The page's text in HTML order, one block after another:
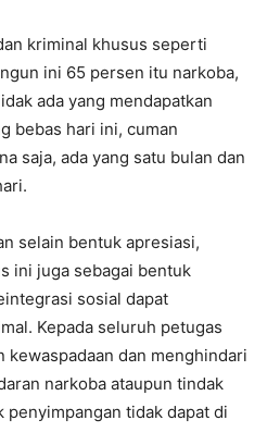
kriminal khusus seperti
ini 65 persen itu narkoba,
ada yang mendapatkan
bebas hari ini, cuman
saja, ada yang satu bulan dan
selain bentuk apresiasi,
ini juga sebagai bentuk
sosial dapat
Kepada seluruh petugas
kewaspadaan dan menghindari
narkoba ataupun tindak
penyimpangan tidak dapat di